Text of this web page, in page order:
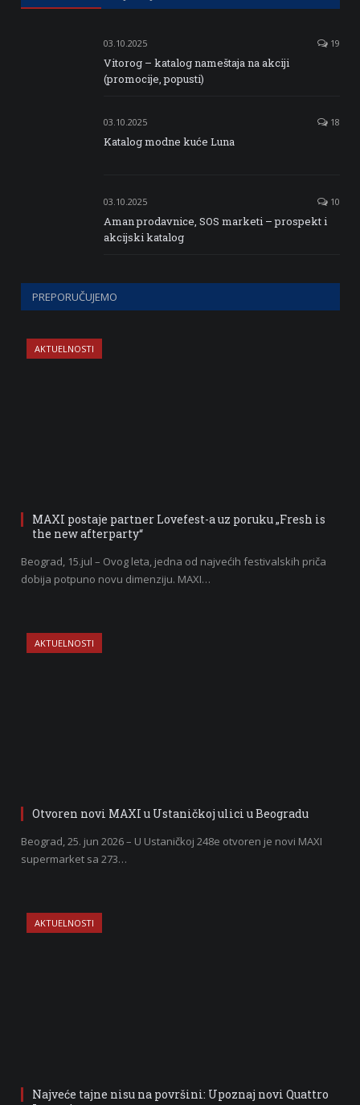
03.10.2025 19
Vitorog – katalog nameštaja na akciji
(promocije, popusti)
03.10.2025 18
Katalog modne kuće Luna
03.10.2025 10
Aman prodavnice, SOS marketi – prospekt i
akcijski katalog
PREPORUČUJEMO
AKTUELNOSTI
MAXI postaje partner Lovefest-a uz poruku „Fresh is
the new afterparty“
Beograd, 15.jul – Ovog leta, jedna od najvećih festivalskih priča
dobija potpuno novu dimenziju. MAXI…
AKTUELNOSTI
Otvoren novi MAXI u Ustaničkoj ulici u Beogradu
Beograd, 25. jun 2026 – U Ustaničkoj 248e otvoren je novi MAXI
supermarket sa 273…
AKTUELNOSTI
Najveće tajne nisu na površini: Upoznaj novi Quattro